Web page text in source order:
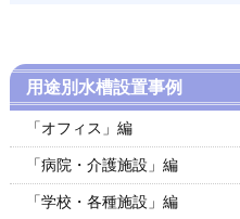
用途別水槽設置事例
「オフィス」編
「病院・介護施設」編
「学校・各種施設」編